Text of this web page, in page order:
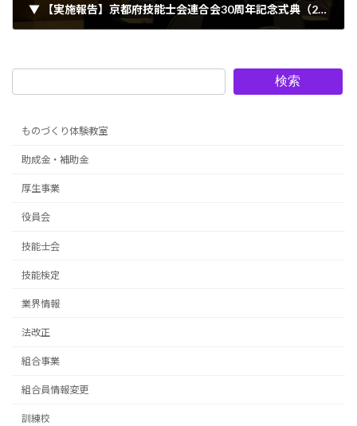
▼ 【実施報告】京都府技能士会連合会30周年記念式典（2023.09.22）
検索
ものづくり体験教室
助成金・補助金
厚生事業
役員会
技能士会
技能検定
業界情報
法改正
組合事業
組合員情報変更
訓練校